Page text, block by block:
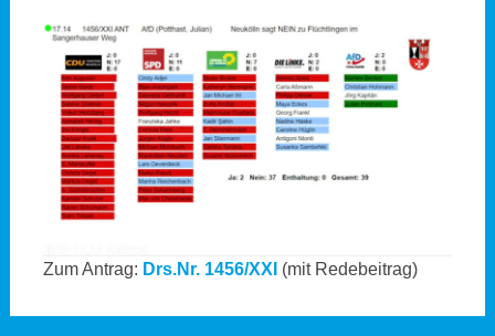
Zum Antrag: Drs.Nr. 1456/XXI (mit Redebeitrag)